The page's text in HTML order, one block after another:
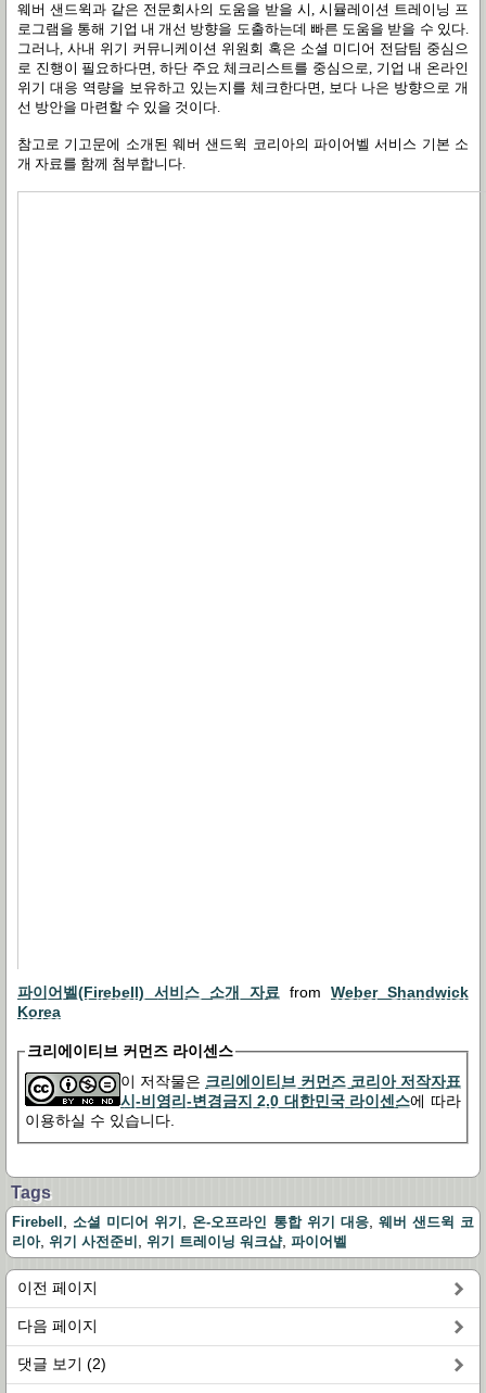
웨버 샌드윅과 같은 전문회사의 도움을 받을 시, 시뮬레이션 트레이닝 프
로그램을 통해 기업 내 개선 방향을 도출하는데 빠른 도움을 받을 수 있다.
그러나, 사내 위기 커뮤니케이션 위원회 혹은 소셜 미디어 전담팀 중심으
로 진행이 필요하다면, 하단 주요 체크리스트를 중심으로, 기업 내 온라인
위기 대응 역량을 보유하고 있는지를 체크한다면, 보다 나은 방향으로 개
선 방안을 마련할 수 있을 것이다.
참고로 기고문에 소개된 웨버 샌드윅 코리아의 파이어벨 서비스 기본 소
개 자료를 함께 첨부합니다.
파이어벨(Firebell) 서비스 소개 자료 from Weber Shandwick
Korea
크리에이티브 커먼즈 라이센스
이 저작물은 크리에이티브 커먼즈 코리아 저작자표
시-비영리-변경금지 2.0 대한민국 라이센스에 따라
이용하실 수 있습니다.
Tags
Firebell , 소셜 미디어 위기 , 온-오프라인 통합 위기 대응, 웨버 샌드윅 코
리아, 위기 사전준비 , 위기 트레이닝 워크샵, 파이어벨
이전 페이지
다음 페이지
댓글 보기 (2)